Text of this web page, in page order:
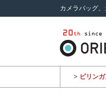
カメラバッグ
> ビリン